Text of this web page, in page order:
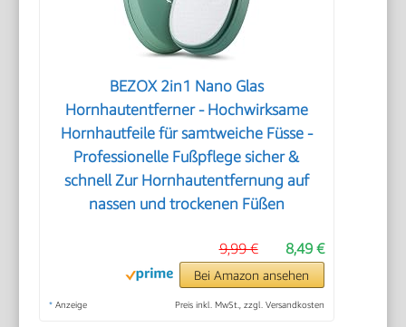
BEZOX 2in1 Nano Glas
Hornhautentferner - Hochwirksame
Hornhautfeile für samtweiche Füsse -
Professionelle Fußpflege sicher &
schnell Zur Hornhautentfernung auf
nassen und trockenen Füßen
8,49 €
9,99 €
Bei Amazon ansehen
* Anzeige Preis inkl. MwSt., zzgl. Versandkosten